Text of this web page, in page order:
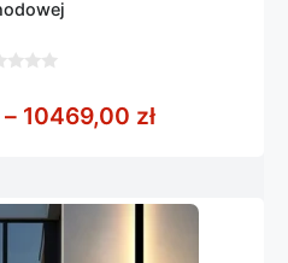
– 10469,00 złZakres